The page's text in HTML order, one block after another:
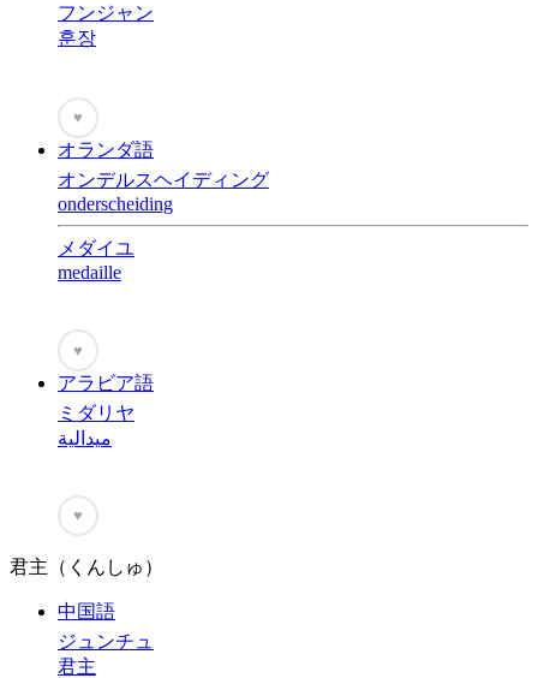
フンジャン
훈장
♥
オランダ語
オンデルスヘイディング
onderscheiding
メダイユ
medaille
♥
アラビア語
ミダリヤ
ميدالية
♥
君主（くんしゅ）
中国語
ジュンチュ
君主